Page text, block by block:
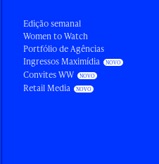
Edição semanal
Women to Watch
Portfólio de Agências
Ingressos Maximídia
Convites WW
Retail Media